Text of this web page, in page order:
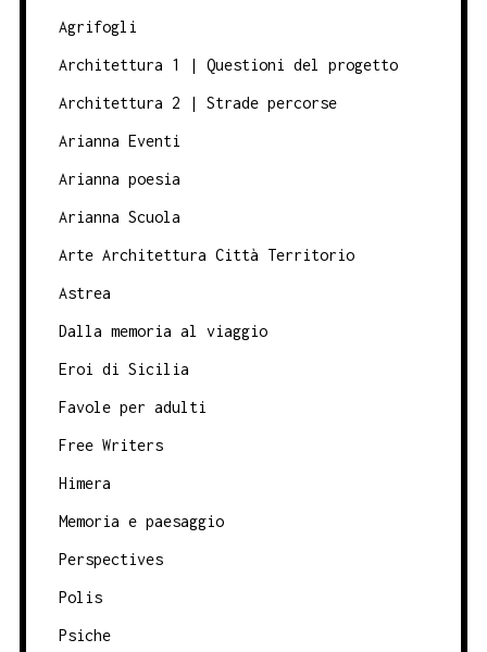
Agrifogli
Architettura 1 | Questioni del progetto
Architettura 2 | Strade percorse
Arianna Eventi
Arianna poesia
Arianna Scuola
Arte Architettura Città Territorio
Astrea
Dalla memoria al viaggio
Eroi di Sicilia
Favole per adulti
Free Writers
Himera
Memoria e paesaggio
Perspectives
Polis
Psiche